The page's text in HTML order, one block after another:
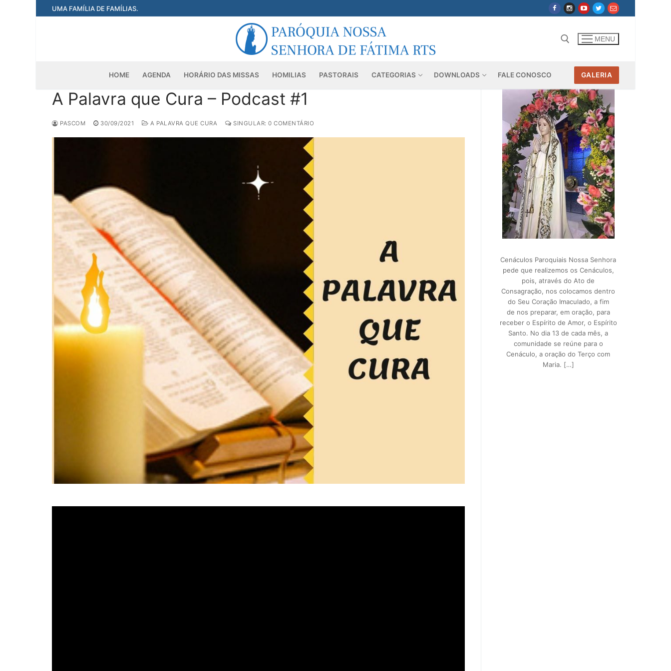
Pular
para
UMA FAMÍLIA DE FAMÍLIAS.
Pesquisar por:
MENU
HOME AGENDA HORÁRIO DAS MISSAS HOMILIAS PASTORAIS CATEGORIAS DOWNLOADS FALE CONOSCO GALERIA
A Palavra que Cura – Podcast #1
PASCOM 30/09/2021 A PALAVRA QUE CURA SINGULAR: 0 COMENTÁRIO
Cenáculos Paroquiais Nossa Senhora
pede que realizemos os Cenáculos,
pois, através do Ato de
Consagração, nos colocamos dentro
do Seu Coração Imaculado, a fim
de nos preparar, em oração, para
receber o Espírito de Amor, o Espírito
Santo. No dia 13 de cada mês, a
comunidade se reúne para o
Cenáculo, a oração do Terço com
Maria. […]